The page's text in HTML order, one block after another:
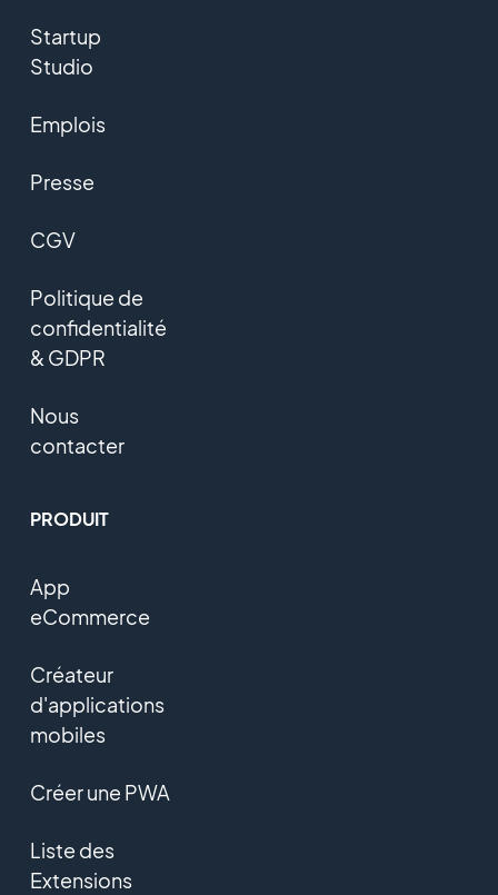
Startup
Studio
Emplois
Presse
CGV
Politique de
confidentialité
& GDPR
Nous
contacter
PRODUIT
App
eCommerce
Créateur
d'applications
mobiles
Créer une PWA
Liste des
Extensions